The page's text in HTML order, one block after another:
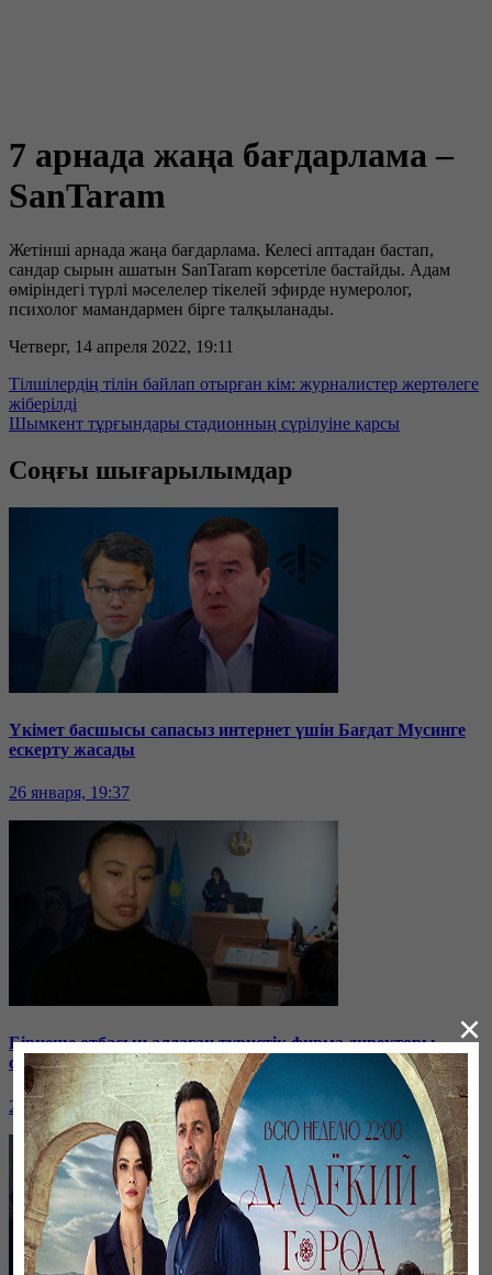
7 арнада жаңа бағдарлама –
SanTaram
Жетінші арнада жаңа бағдарлама. Келесі аптадан бастап,
сандар сырын ашатын SanTaram көрсетіле бастайды. Адам
өміріндегі түрлі мәселелер тікелей эфирде нумеролог,
психолог мамандармен бірге талқыланады.
Четверг, 14 апреля 2022, 19:11
Тілшілердің тілін байлап отырған кім: журналистер жертөлеге
жіберілді
Шымкент тұрғындары стадионның сүрілуіне қарсы
Соңғы шығарылымдар
Үкімет басшысы сапасыз интернет үшін Бағдат Мусинге
ескерту жасады
26 января, 19:37
Бірнеше отбасын алдаған туристік фирма директоры
сотталып жатыр
26 января, 19:36
×